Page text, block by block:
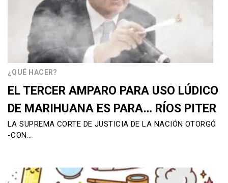
¿QUÉ HACER?
EL TERCER AMPARO PARA USO LÚDICO
DE MARIHUANA ES PARA… RÍOS PITER
LA SUPREMA CORTE DE JUSTICIA DE LA NACIÓN OTORGÓ
-CON…